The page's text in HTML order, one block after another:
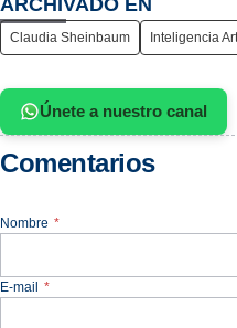
Claudia Sheinbaum Inteligencia
Únete a nuestro canal
Comentarios
Nombre *
E-mail *